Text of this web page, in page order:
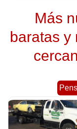
Más
baratas y